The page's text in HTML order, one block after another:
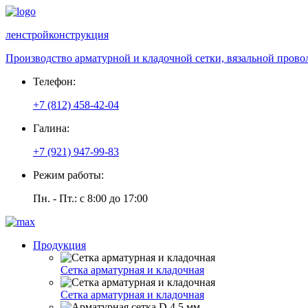
ленстройконструкция
Производство арматурной и кладочной сетки, вязальной
Телефон:
+7 (812) 458-42-04
Галина:
+7 (921) 947-99-83
Режим работы:
Пн. - Пт.: с 8:00 до 17:00
Продукция
Сетка арматурная и кладочная
Сетка арматурная и кладочная